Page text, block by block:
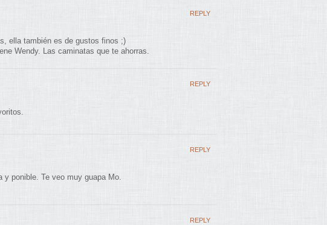
ella también es de gustos finos ;)
Wendy. Las caminatas que te ahorras.
REPLY
REPLY
ponible. Te veo muy guapa Mo.
REPLY
REPLY